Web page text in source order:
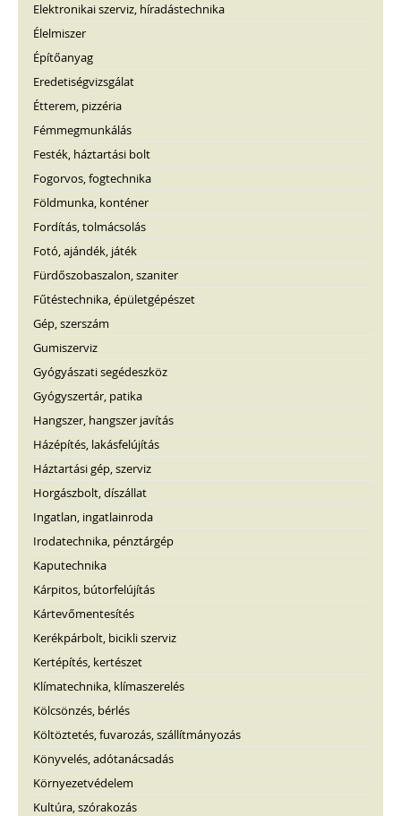
Elektronikai szerviz, híradástechnika
Élelmiszer
Építőanyag
Eredetiségvizsgálat
Étterem, pizzéria
Fémmegmunkálás
Festék, háztartási bolt
Fogorvos, fogtechnika
Földmunka, konténer
Fordítás, tolmácsolás
Fotó, ajándék, játék
Fürdőszobaszalon, szaniter
Fűtéstechnika, épületgépészet
Gép, szerszám
Gumiszerviz
Gyógyászati segédeszköz
Gyógyszertár, patika
Hangszer, hangszer javítás
Házépítés, lakásfelújítás
Háztartási gép, szerviz
Horgászbolt, díszállat
Ingatlan, ingatlainroda
Irodatechnika, pénztárgép
Kaputechnika
Kárpitos, bútorfelújítás
Kártevőmentesítés
Kerékpárbolt, bicikli szerviz
Kertépítés, kertészet
Klímatechnika, klímaszerelés
Kölcsönzés, bérlés
Költöztetés, fuvarozás, szállítmányozás
Könyvelés, adótanácsadás
Környezetvédelem
Kultúra, szórakozás